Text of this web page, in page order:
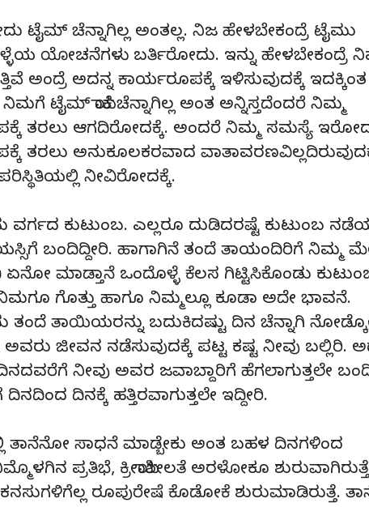
ಚೆನ್ನಾಗಿಲ್ಲ ಅಂತಲ್ಲ. ನಿಜ ಹೇಳಬೇಕಂದ್ರೆ ಟೈಮು
ಯೋಚನೆಗಳು ಬರ್ತಿರೋದು. ಇನ್ನು ಹೇಳಬೇಕಂದ್ರೆ
ಅಂದ್ರೆ ಅದನ್ನ ಕಾರ್ಯರೂಪಕ್ಕೆ ಇಳಿಸುವುದಕ್ಕೆ ಇದಕ್ಕಿಂತ
ಟೈಮ್ ಯಾಕೆ ಚೆನ್ನಾಗಿಲ್ಲ ಅಂತ ಅನ್ನಿಸ್ತದೆಂದರೆ ನಿಮ್ಮ
ತರಲು ಆಗದಿರೋದಕ್ಕೆ. ಅಂದರೆ ನಿಮ್ಮ ಸಮಸ್ಯೆ
ತರಲು ಅನುಕೂಲಕರವಾದ
ನೀವಿರೋದಕ್ಕೆ.
ಕುಟುಂಬ. ಎಲ್ಲರೂ ದುಡಿದರಷ್ಟೆ ಕುಟುಂಬ
ಬಂದಿದ್ದೀರಿ. ಹಾಗಾಗಿನೆ ತಂದೆ ತಾಯಂದಿರಿಗೆ ನಿಮ್ಮ
ಮಾಡ್ತಾನೆ ಒಂದೊಳ್ಳೆ ಕೆಲಸ ಗಿಟ್ಟಿಸಿಕೊಂಡು
ನಿಮಗೂ ಗೊತ್ತು ಹಾಗೂ ನಿಮ್ಮಲ್ಲೂ ಕೂಡಾ ಅದೇ ಭಾವನೆ.
ತಂದೆ ತಾಯಿಯರನ್ನು ಬದುಕಿದಷ್ಟು ದಿನ ಚೆನ್ನಾಗಿ
ಜೀವನ ನಡೆಸುವುದಕ್ಕೆ ಪಟ್ಟ ಕಷ್ಟ ನೀವು ಬಲ್ಲಿರಿ.
ನೀವು ಅವರ ಜವಾಬ್ದಾರಿಗೆ ಹೆಗಲಾಗುತ್ತಲೇ
ದಿನಕ್ಕೆ ಹತ್ತಿರವಾಗುತ್ತಲೇ ಇದ್ದೀರಿ.
ತಾನೆನೋ ಸಾಧನೆ ಮಾಡ್ಬೇಕು ಅಂತ ಬಹಳ ದಿನಗಳಿಂದ
ಪ್ರತಿಭೆ, ಕ್ರೀಯಾಶೀಲತೆ ಅರಳೋಕೂ
ರೂಪುರೇಷೆ ಕೊಡೋಕೆ ಶುರುಮಾಡಿರುತ್ತೆ.